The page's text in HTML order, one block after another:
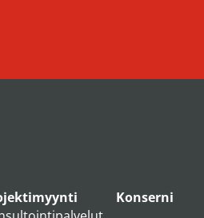
Konserni